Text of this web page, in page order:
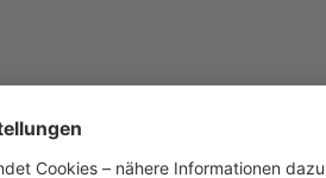
mit Tanz und Gesang für fröhliche
segneten Thannhausens
Riß, die neuen Räume.